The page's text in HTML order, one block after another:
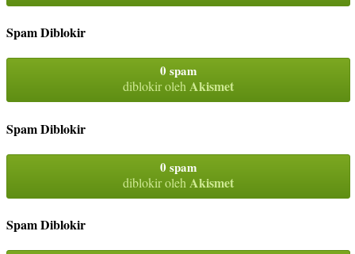
Spam Diblokir
0 spam
diblokir olehAkismet
Spam Diblokir
0 spam
diblokir oleh Akismet
Spam Diblokir